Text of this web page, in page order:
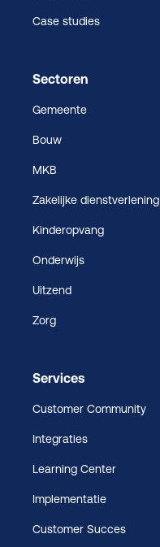
Case studies
Sectoren
Gemeente
Bouw
MKB
Zakelijke dienstverlening
Kinderopvang
Onderwijs
Uitzend
Zorg
Services
Customer Community
Integraties
Learning Center
Implementatie
Customer Succes